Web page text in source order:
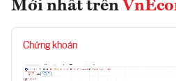
Mới nhất trên
Chứng khoán